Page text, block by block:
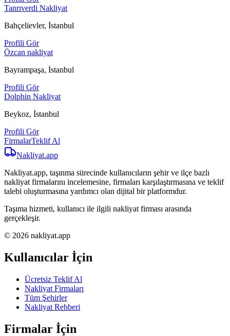
Tanrıverdi Nakliyat
Bahçelievler, İstanbul
Profili Gör
Özcan nakliyat
Bayrampaşa, İstanbul
Profili Gör
Dolphin Nakliyat
Beykoz, İstanbul
Profili Gör
FirmalarTeklif Al
Nakliyat.app
Nakliyat.app, taşınma sürecinde kullanıcıların şehir ve ilçe bazlı
nakliyat firmalarını incelemesine, firmaları karşılaştırmasına ve teklif
talebi oluşturmasına yardımcı olan dijital bir platformdur.
Taşıma hizmeti, kullanıcı ile ilgili nakliyat firması arasında
gerçekleşir.
© 2026 nakliyat.app
Kullanıcılar İçin
Ücretsiz Teklif Al
Nakliyat Firmaları
Tüm Şehirler
Nakliyat Rehberi
Firmalar İçin